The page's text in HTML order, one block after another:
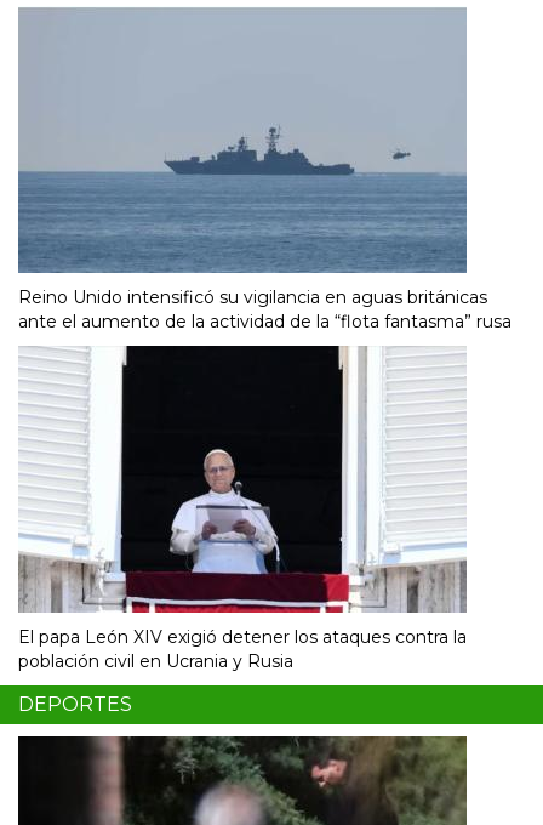
Reino Unido intensificó su vigilancia en aguas británicas
ante el aumento de la actividad de la “flota fantasma” rusa
El papa León XIV exigió detener los ataques contra la
población civil en Ucrania y Rusia
DEPORTES